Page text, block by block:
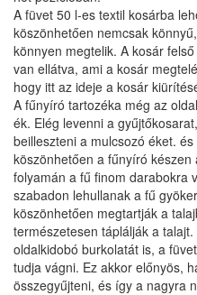
A füvet 50 l-es textil kosárba
köszönhetően nemcsak
könnyen megtelik. A kosár
van ellátva, ami a kosár
hogy itt az ideje a kosár
A fűnyíró tartozéka még az
ék. Elég levenni a
beilleszteni a mulcsozó éket.
köszönhetően a fűnyíró
folyamán a fű finom darabokra
szabadon lehullanak a fű
köszönhetően megtartják a
természetesen táplálják a
oldalkidobó burkolatát is, a
tudja vágni. Ez akkor előnyös,
összegyűjteni, és így a nagyra